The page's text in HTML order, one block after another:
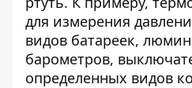
для измерения
видов батареек,
барометров,
определенных видов